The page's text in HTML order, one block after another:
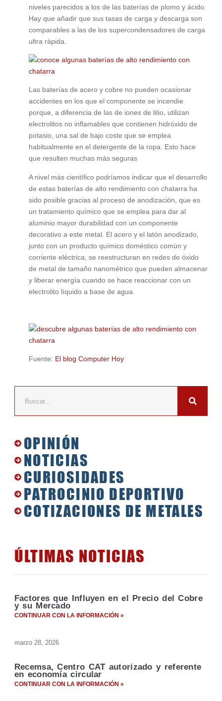
OPINIÓN
NOTICIAS
CURIOSIDADES
PATROCINIO DEPORTIVO
COTIZACIONES DE METALES
ÚLTIMAS NOTICIAS
Factores que Influyen en el Precio del Cobre
y su Mercado
CONTINUAR CON LA INFORMACIÓN »
marzo 28, 2026
Recemsa, Centro CAT autorizado y referente
en economía circular
CONTINUAR CON LA INFORMACIÓN »
niveles parecidos a los de las baterías de plomo y ácido.
Hay que añadir que sus tasas de carga y descarga son
comparables a las de los supercondensadores de carga
ultra rápida.
Las baterías de acero y cobre no pueden ocasionar
accidentes en los que el componente se incendie
porque, a diferencia de las de iones de litio, utilizan
electrolitos no inflamables que contienen hidróxido de
potasio, una sal de bajo coste que se emplea
habitualmente en el detergente de la ropa. Esto hace
que resulten muchas más seguras
A nivel más científico podríamos indicar que el desarrollo
de estas baterías de alto rendimiento con chatarra ha
sido posible gracias al proceso de anodización, que es
un tratamiento químico que se emplea para dar al
aluminio mayor durabilidad con un componente
decorativo a este metal. El acero y el latón anodizado,
junto con un producto químico doméstico común y
corriente eléctrica, se reestructuran en redes de óxido
de metal de tamaño nanométrico que pueden almacenar
y liberar energía cuando se hace reaccionar con un
electrolito líquido a base de agua.
Fuente: El blog Computer Hoy